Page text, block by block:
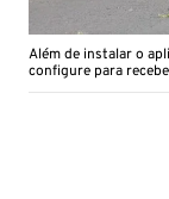
Além de instalar o
configure para